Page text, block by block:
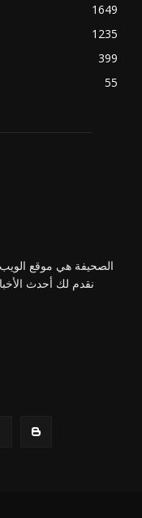
1649
1235
399
55
الصحيفة هي موقع
نقدم لك أحدث